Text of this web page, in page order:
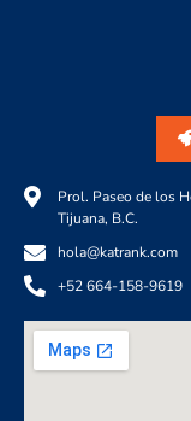
Prol. Paseo de los
Tijuana, B.C.
hola@katrank.com
+52 664-158-9619